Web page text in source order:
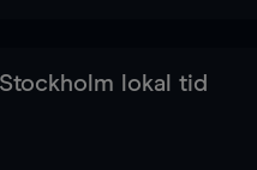
lokal tid